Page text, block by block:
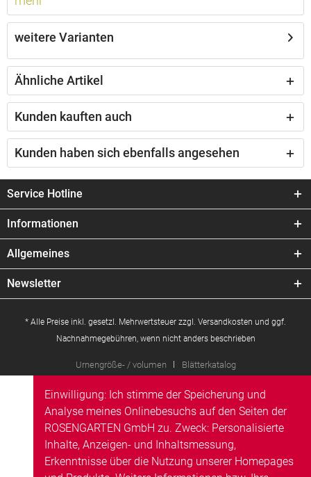
weitere Varianten
Ähnliche Artikel
Kunden kauften auch
Kunden haben sich ebenfalls angesehen
Service Hotline
Informationen
Allgemeines
Newsletter
* Alle Preise inkl. gesetzl. Mehrwertsteuer zzgl. Versandkosten und ggf.
Nachnahmegebühren, wenn nicht anders beschrieben
Urnengröße- / volumen Blätterkatalog
Einwilligung: Ich stimme der Speicherung und
Analyse meines Onlinebesuchs auf den Seiten der
ROSENGARTEN GmbH zu. Zweck: Personalisierte
Inhalte, Anzeigen- und Inhaltsmessung,
Erkenntnisse über die Nutzung unserer Homepages